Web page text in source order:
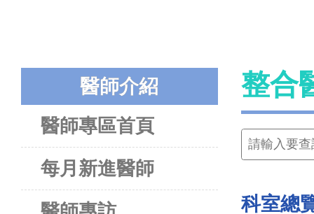
醫師介紹
醫師專區首頁
每月新進醫師
整合
科室總